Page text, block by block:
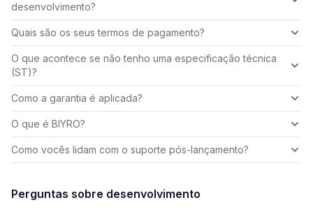
desenvolvimento?
Quais são os seus termos de pagamento?
O que acontece se não tenho uma especificação técnica
(ST)?
Como a garantia é aplicada?
O que é BIYRO?
Como vocês lidam com o suporte pós-lançamento?
Perguntas sobre desenvolvimento